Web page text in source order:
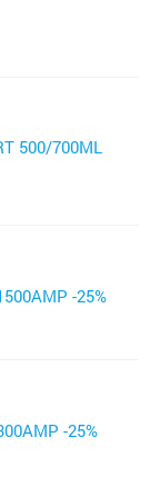
500/700ML
-25%
-25%